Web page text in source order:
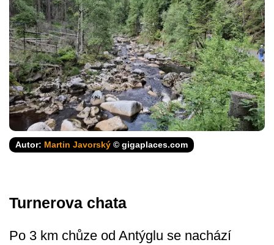
Autor: Martin Javorský © gigaplaces.com
Turnerova chata
Po 3 km chůze od Antýglu se nachází